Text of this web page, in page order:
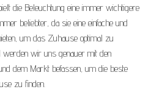
die Beleuchtung eine immer wichtigere
beliebter, da sie eine einfache und
um das Zuhause optimal zu
werden wir uns genauer mit den
dem Markt befassen, um die beste
zu finden.